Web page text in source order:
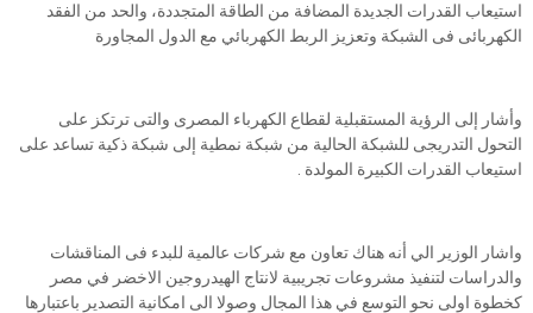
استيعاب القدرات الجديدة المضافة من الطاقة المتجددة، والحد من الفقد
الكهربائى فى الشبكة وتعزيز الربط الكهربائي مع الدول المجاورة
وأشار إلى الرؤية المستقبلية لقطاع الكهرباء المصرى والتى ترتكز على
التحول التدريجى للشبكة الحالية من شبكة نمطية إلى شبكة ذكية تساعد على
استيعاب القدرات الكبيرة المولدة .
واشار الوزير الي أنه هناك تعاون مع شركات عالمية للبدء فى المناقشات
والدراسات لتنفيذ مشروعات تجريبية لانتاج الهيدروجين الاخضر في مصر
كخطوة اولى نحو التوسع في هذا المجال وصولا الى امكانية التصدير باعتبارها